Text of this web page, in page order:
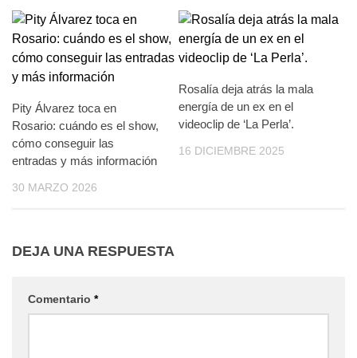
Pity Álvarez toca en
Rosario: cuándo es el show,
cómo conseguir las
entradas y más información
30 MARZO 2026
Rosalía deja atrás la mala
energía de un ex en el
videoclip de ‘La Perla’.
16 DICIEMBRE 2025
DEJA UNA RESPUESTA
Comentario *